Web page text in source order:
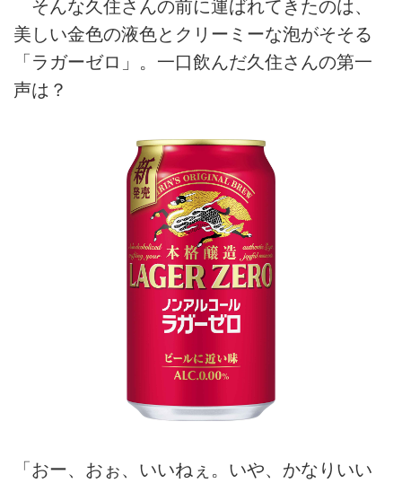
そんな久住さんの前に運ばれてきたのは、
美しい金色の液色とクリーミーな泡がそそる
「ラガーゼロ」。一口飲んだ久住さんの第一
声は？
「おー、おぉ、いいねぇ。いや、かなりいい